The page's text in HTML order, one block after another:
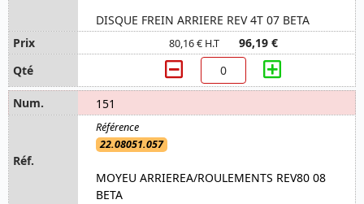
DISQUE FREIN ARRIERE REV 4T 07 BETA
80,16 € H.T 96,19 €
151
22.08051.057
MOYEU ARRIEREA/ROULEMENTS REV80 08
BETA